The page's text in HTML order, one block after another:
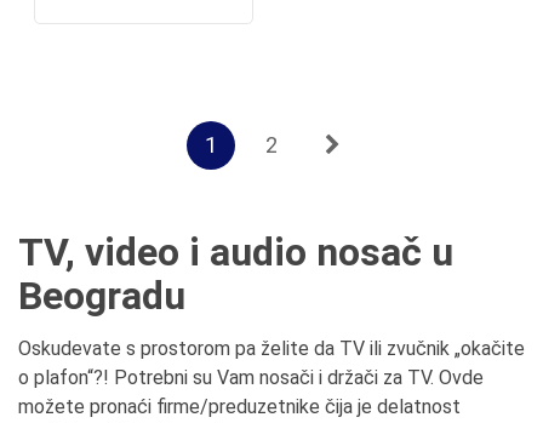
1 2
TV, video i audio nosač u
Beogradu
Oskudevate s prostorom pa želite da TV ili zvučnik „okačite
o plafon“?! Potrebni su Vam nosači i držači za TV. Ovde
možete pronaći firme/preduzetnike čija je delatnost